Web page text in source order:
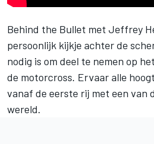
Behind the Bullet met Jeffrey
persoonlijk kijkje achter de
nodig is om deel te nemen op
de motorcross. Ervaar alle
vanaf de eerste rij met een van
wereld.